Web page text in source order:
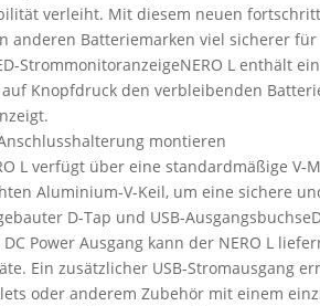
verleiht. Mit diesem neuen
anderen Batteriemarken viel sicherer
StrommonitoranzeigeNERO L enthält
Knopfdruck den verbleibenden
montieren
L verfügt über eine standardmäßige
Aluminium-V-Keil, um eine sichere
D-Tap und USB-
DC Power Ausgang kann der NERO L
Ein zusätzlicher USB-Stromausgang
oder anderem Zubehör mit einem